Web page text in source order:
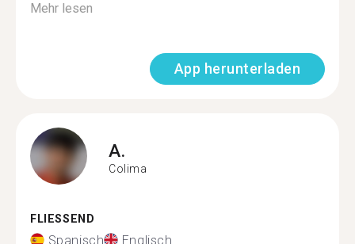
Mehr lesen
App herunterladen
A.
Colima
FLIESSEND
Spanisch Englisch